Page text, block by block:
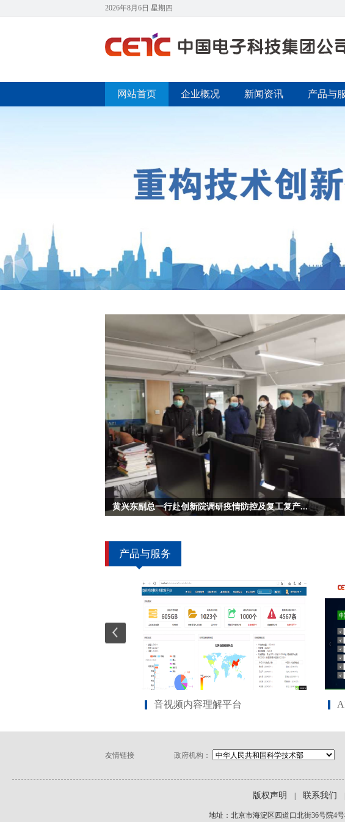
2026年8月6日 星期四
网站首页 企业概况 新闻资讯 产品与
黄兴东副总一行赴创新院调研疫情防控及复工复产...
产品与服务
音视频内容理解平台
友情链接 政府机构：
版权声明 联系我们
地址：北京市海淀区四道口北街36号